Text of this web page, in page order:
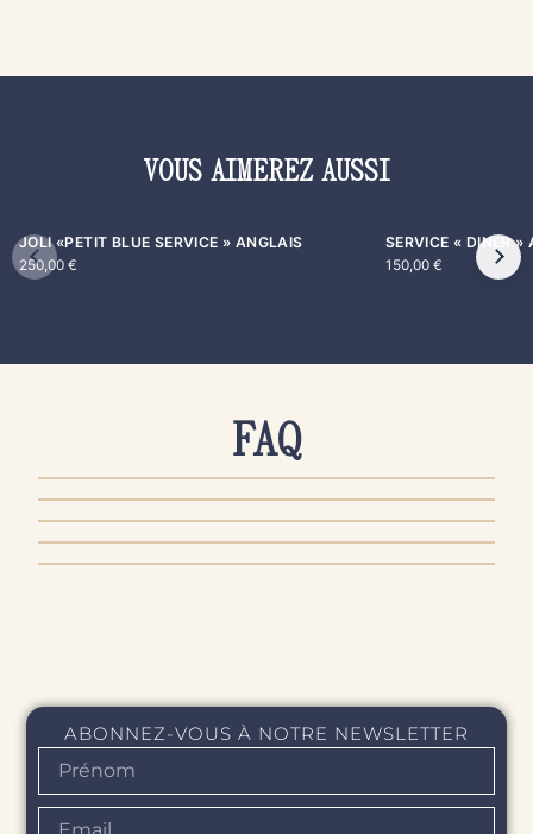
VOUS AIMEREZ AUSSI
JOLI «PETIT BLUE SERVICE » ANGLAIS
250,00 €
SERVICE « DINER
150,00 €
FAQ
AUTHENTICITÉ & QUALITÉ
PRODUITS & ENTRETIEN
COMMANDE & PAIEMENT
LIVRAISON & EXPÉDITION
RETOUR & REMBOURSEMENT
ABONNEZ-VOUS À NOTRE NEWSLETTER